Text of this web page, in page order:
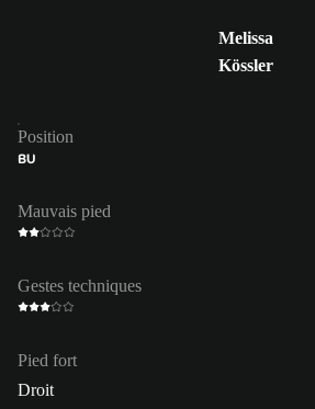
Melissa
Kössler
Position
BU
Mauvais pied
Gestes techniques
Pied fort
Droit